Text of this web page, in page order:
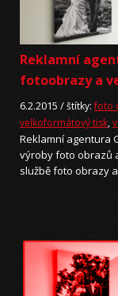
Reklamní
fotoobrazy a
6.2.2015 /štítky:foto
velkoformátový tisk,
Reklamní agentura
výroby foto obrazů
službě foto obrazy